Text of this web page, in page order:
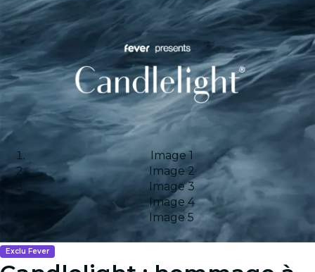
Image 1
Image 2
Image 3
Image 4
Image 5
Exclu Fever